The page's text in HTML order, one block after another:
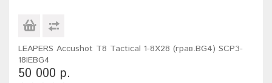
LEAPERS Accushot T8 Tactical 1-8X28 (грав.BG4) SCP3-
18IEBG4
50 000 р.